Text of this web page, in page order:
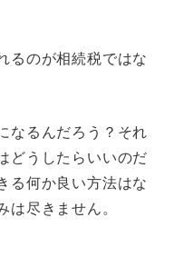
るのが相続税ではな
なるんだろう？それ
どうしたらいいのだ
る何か良い方法はな
尽きません。